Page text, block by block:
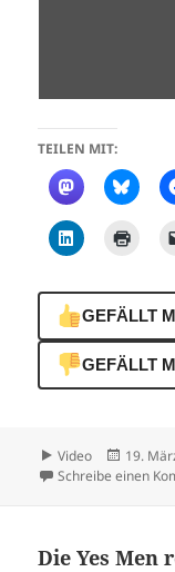
TEILEN MIT:
GEFÄLLT
GEFÄLLT
Format
Video
am
19.
Schreibe einen
Die Yes Men